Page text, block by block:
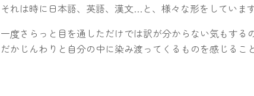
それは時に日本語、英語、漢文…と、様々な形をしています
一度さらっと目を通しただけでは訳が分からない気もす
だかじんわりと自分の中に染み渡ってくるものを感じるこ